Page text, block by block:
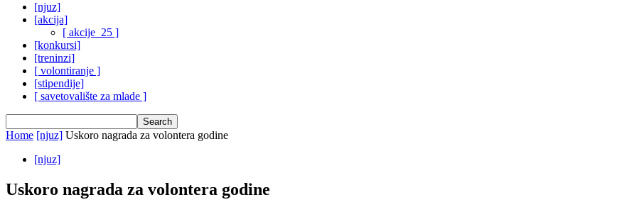
[njuz]
[akcija]
[ akcije_25 ]
[konkursi]
[treninzi]
[ volontiranje ]
[stipendije]
[ savetovalište za mlade ]
Home [njuz] Uskoro nagrada za volontera godine
[njuz]
Uskoro nagrada za volontera godine